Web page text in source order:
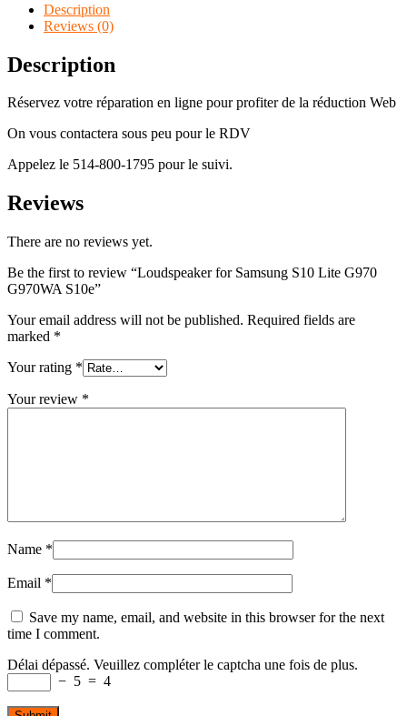
Description
Reviews (0)
Description
Réservez votre réparation en ligne pour profiter de la réduction Web
On vous contactera sous peu pour le RDV
Appelez le 514-800-1795 pour le suivi.
Reviews
There are no reviews yet.
Be the first to review “Loudspeaker for Samsung S10 Lite G970
G970WA S10e”
Your email address will not be published. Required fields are
marked *
Your rating *
Your review *
Name *
Email *
Save my name, email, and website in this browser for the next
time I comment.
Délai dépassé. Veuillez compléter le captcha une fois de plus.
− 5 = 4